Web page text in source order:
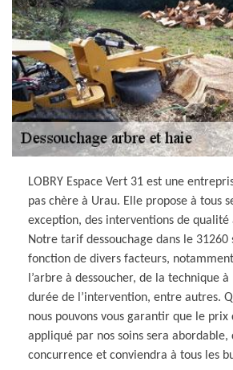
LOBRY Espace Vert 31 est une
pas chère à Urau. Elle propose à tous
exception, des interventions de
Notre tarif dessouchage dans le 31260
fonction de divers facteurs, notamment
l’arbre à dessoucher, de la technique
durée de l’intervention, entre autres.
nous pouvons vous garantir que le prix
appliqué par nos soins sera abordable,
concurrence et conviendra à tous les